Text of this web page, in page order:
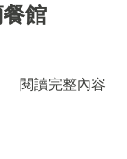
餐館
閱讀完整內容